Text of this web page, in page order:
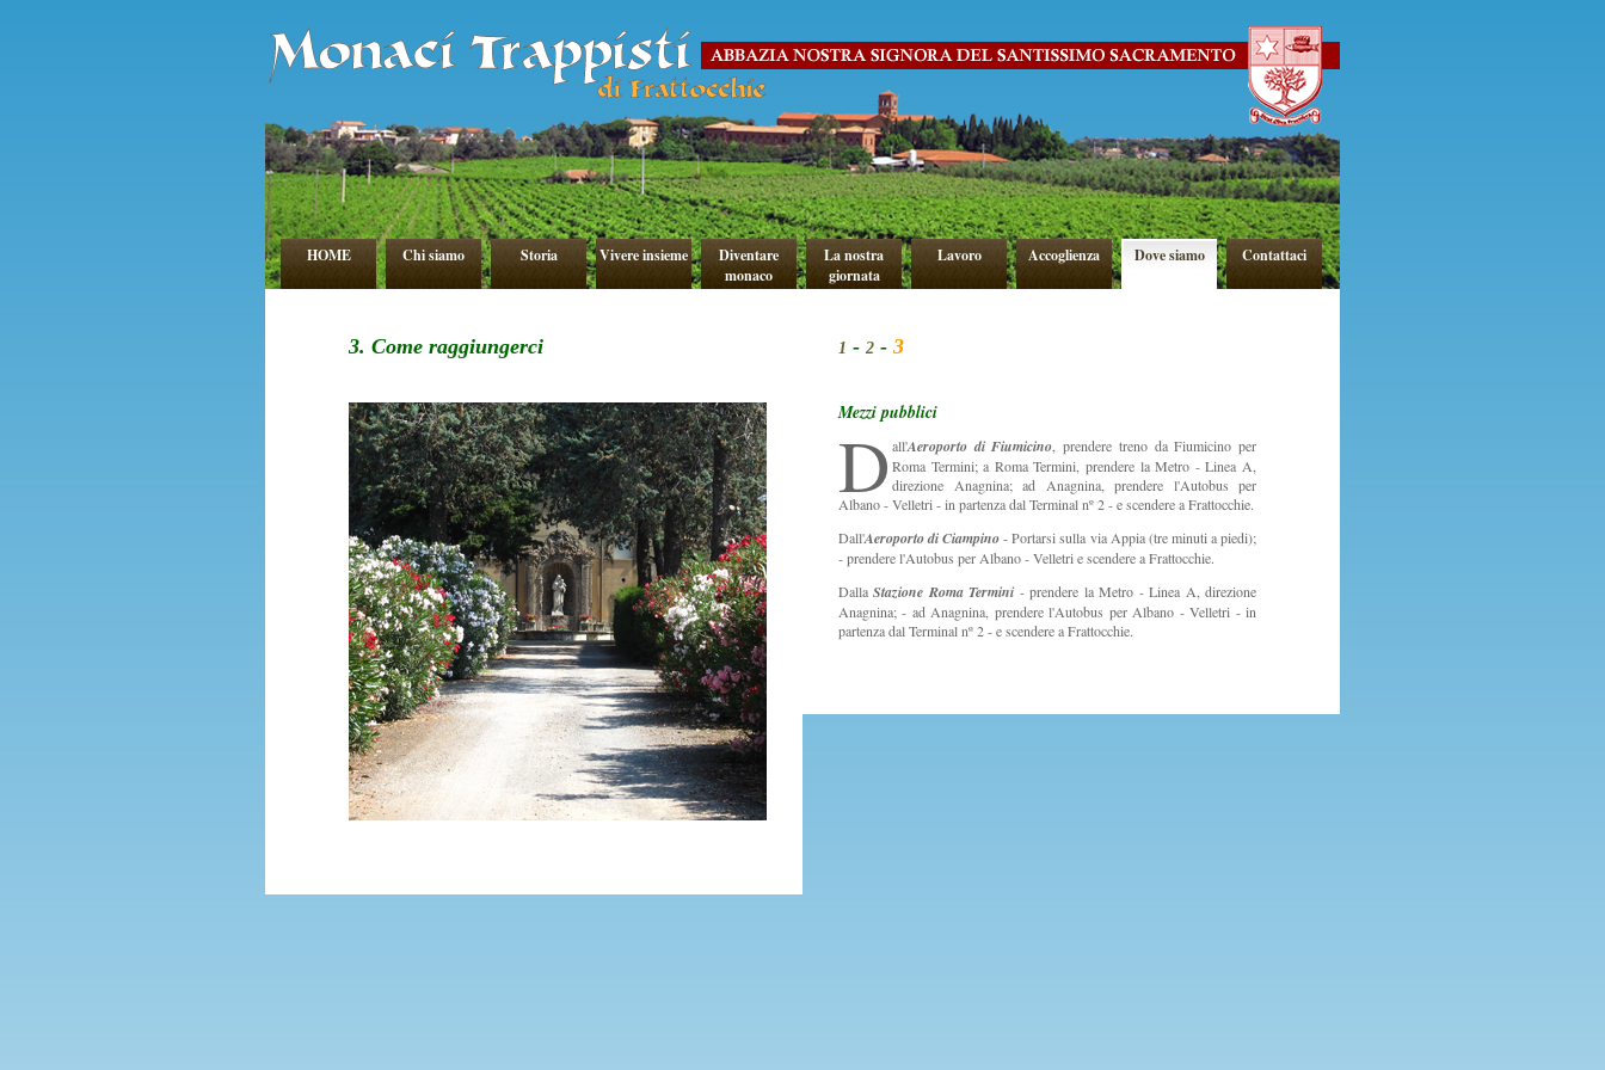
HOME Chi siamo Storia Vivere insieme
Diventare
monaco
La nostra
giornata
Lavoro Accoglienza Dove siamo Contattaci
3. Come raggiungerci 1 - 2 - 3
Mezzi pubblici
D all'Aeroporto di Fiumicino , prendere treno da Fiumicino per
Roma Termini; a Roma Termini, prendere la Metro - Linea A,
direzione Anagnina; ad Anagnina, prendere l'Autobus per
Albano - Velletri - in partenza dal Terminal nº 2 - e scendere a Frattocchie.
Dall'Aeroporto di Ciampino- Portarsi sulla via Appia (tre minuti a piedi);
- prendere l'Autobus per Albano - Velletri e scendere a Frattocchie.
DallaStazione Roma Termini - prendere la Metro - Linea A, direzione
Anagnina; - ad Anagnina, prendere l'Autobus per Albano - Velletri - in
partenza dal Terminal nº 2 - e scendere a Frattocchie.